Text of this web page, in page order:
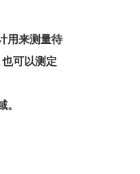
用来测量待
可以测定